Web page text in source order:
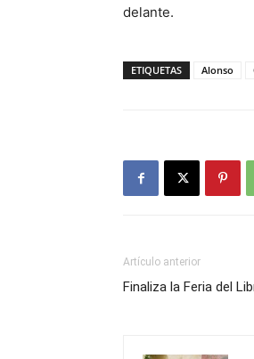
delante.
ETIQUETAS Alonso
Artículo anterior
Finaliza la Feria del